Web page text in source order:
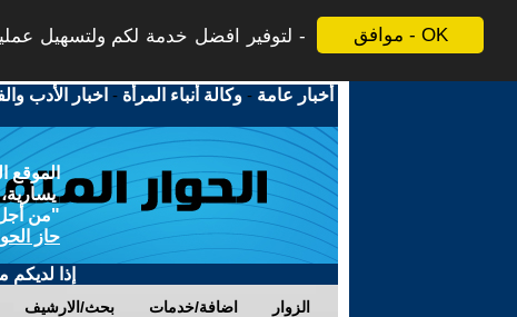
موافق - OK
لتوفير افضل خدمة لكم ولتسهيل
أخبار عامة -وكالة أنباء المرأة - اخبار الأدب
الموقع
"من أجل
حاز
إذا
بحث/الارشيف اضافة/خدمات الزوار